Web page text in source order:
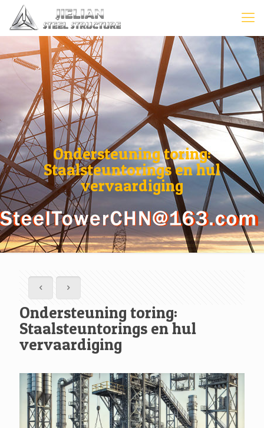
Ondersteuning toring:
Staalsteuntorings en hul
vervaardiging
Ondersteuning toring:
Staalsteuntorings en hul
vervaardiging